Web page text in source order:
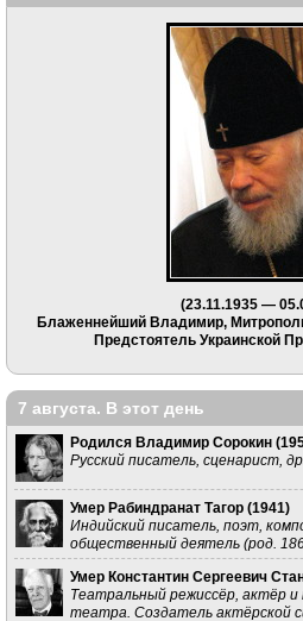
(23.11.1935 —
Блаженнейший Владимир,
Предстоятель Украинской
7 августа. В этот день
Родился Владимир Сорокин (
Русский писатель, сценарист,
Умер Рабиндранат Тагор (1941)
Индийский писатель, поэт,
общественный деятель (род.
Умер Константин Сергеевич
Театральный режиссёр, актёр
театра. Создатель актёрской